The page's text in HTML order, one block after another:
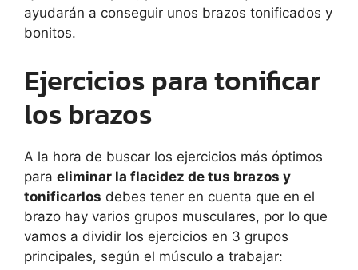
ayudarán a conseguir unos brazos tonificados y
bonitos.
Ejercicios para tonificar
los brazos
A la hora de buscar los ejercicios más óptimos
para eliminar la flacidez de tus brazos y
tonificarlos debes tener en cuenta que en el
brazo hay varios grupos musculares, por lo que
vamos a dividir los ejercicios en 3 grupos
principales, según el músculo a trabajar: